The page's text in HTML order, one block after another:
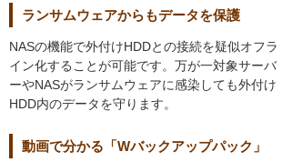
ランサムウェアからもデータを保護
NASの機能で外付けHDDとの接続を疑似オフラ
イン化することが可能です。万が一対象サーバ
ーやNASがランサムウェアに感染しても外付け
HDD内のデータを守ります。
動画で分かる「Wバックアップパック」